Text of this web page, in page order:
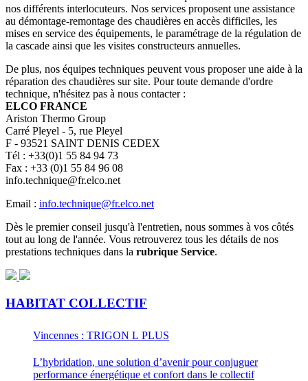
nos différents interlocuteurs. Nos services proposent une assistance
au démontage-remontage des chaudières en accès difficiles, les
mises en service des équipements, le paramétrage de la régulation de
la cascade ainsi que les visites constructeurs annuelles.
De plus, nos équipes techniques peuvent vous proposer une aide à la
réparation des chaudières sur site. Pour toute demande d'ordre
technique, n'hésitez pas à nous contacter :
ELCO FRANCE
Ariston Thermo Group
Carré Pleyel - 5, rue Pleyel
F - 93521 SAINT DENIS CEDEX
Tél : +33(0)1 55 84 94 73
Fax : +33 (0)1 55 84 96 08
info.technique@fr.elco.net
Email : info.technique@fr.elco.net
Dès le premier conseil jusqu'à l'entretien, nous sommes à vos côtés
tout au long de l'année. Vous retrouverez tous les détails de nos
prestations techniques dans la rubrique Service.
HABITAT COLLECTIF
Vincennes : TRIGON L PLUS
L’hybridation, une solution d’avenir pour conjuguer
performance énergétique et confort dans le collectif